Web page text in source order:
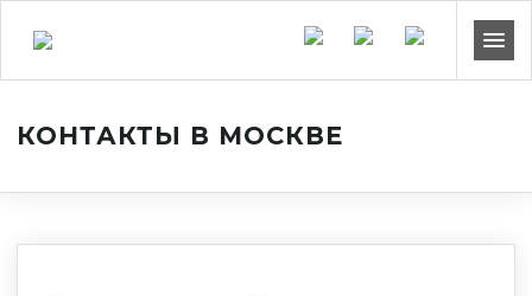
КОНТАКТЫ В МОСКВЕ